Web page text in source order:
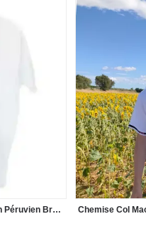
Chemise Col Mao Homme - Coton Péruvien Brodé Fils Motif Ethniques